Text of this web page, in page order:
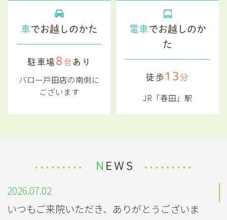
車でお越しのかた
駐車場 8台 あり
バロー戸田店の南側に
ございます
電車でお越しのか
た
徒歩 13 分
JR「春田」駅
NEWS
2026.07.02
いつもご来院いただき、ありがとうございま